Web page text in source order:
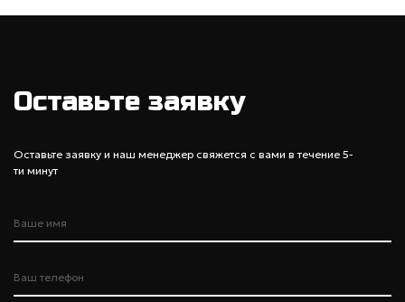
Оставьте заявку
Оставьте заявку и наш менеджер свяжется с вами в течение 5-
ти минут